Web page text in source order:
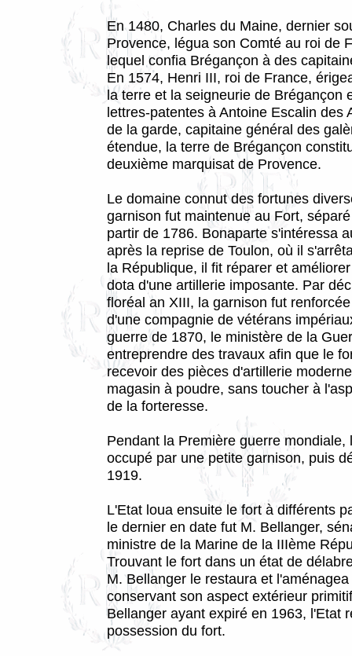
En 1480, Charles du Maine, dernier
Provence, légua son Comté au roi de
lequel confia Brégançon à des
En 1574, Henri III, roi de France,
la terre et la seigneurie de Brégançon
lettres-patentes à Antoine Escalin des
de la garde, capitaine général des
étendue, la terre de Brégançon
deuxième marquisat de Provence.
Le domaine connut des fortunes
garnison fut maintenue au Fort,
partir de 1786. Bonaparte s'intéressa
après la reprise de Toulon, où il
la République, il fit réparer et
dota d'une artillerie imposante. Par
floréal an XIII, la garnison fut
d'une compagnie de vétérans
guerre de 1870, le ministère de la
entreprendre des travaux afin que le
recevoir des pièces d'artillerie
magasin à poudre, sans toucher à
de la forteresse.
Pendant la Première guerre mondiale,
occupé par une petite garnison, puis
1919.
L'Etat loua ensuite le fort à différents
le dernier en date fut M. Bellanger,
ministre de la Marine de la IIIème
Trouvant le fort dans un état de
M. Bellanger le restaura et
conservant son aspect extérieur
Bellanger ayant expiré en 1963, l'Etat
possession du fort.